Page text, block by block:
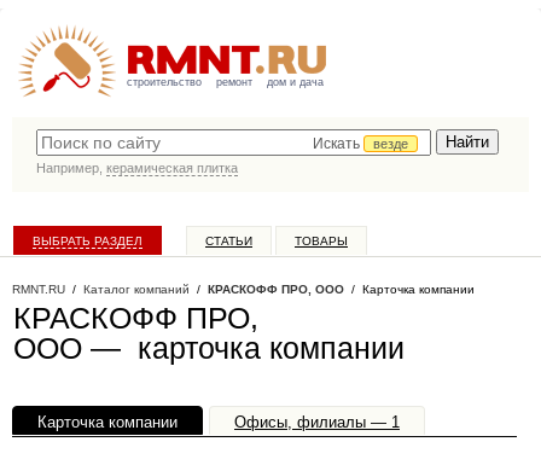
строительство ремонт дом и дача
Искать
везде
Например, керамическая плитка
ВЫБРАТЬ РАЗДЕЛ СТАТЬИ ТОВАРЫ
RMNT.RU / Каталог компаний / КРАСКОФФ ПРО, ООО / Карточка компании
КРАСКОФФ ПРО,
ООО — карточка компании
Карточка компании Офисы, филиалы — 1